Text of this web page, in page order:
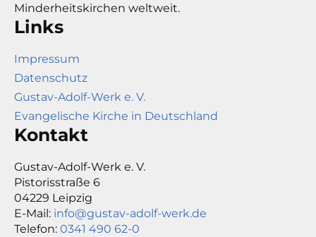
Minderheitskirchen weltweit.
Links
Impressum
Datenschutz
Gustav-Adolf-Werk e. V.
Evangelische Kirche in Deutschland
Kontakt
Gustav-Adolf-Werk e. V.
Pistorisstraße 6
04229 Leipzig
E-Mail: info@gustav-adolf-werk.de
Telefon: 0341 490 62-0